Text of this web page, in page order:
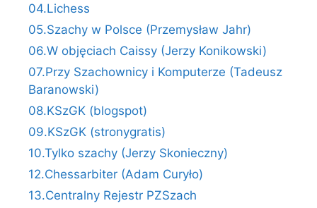
04.Lichess
05.Szachy w Polsce (Przemysław Jahr)
06.W objęciach Caissy (Jerzy Konikowski)
07.Przy Szachownicy i Komputerze (Tadeusz
Baranowski)
08.KSzGK (blogspot)
09.KSzGK (stronygratis)
10.Tylko szachy (Jerzy Skonieczny)
12.Chessarbiter (Adam Curyło)
13.Centralny Rejestr PZSzach